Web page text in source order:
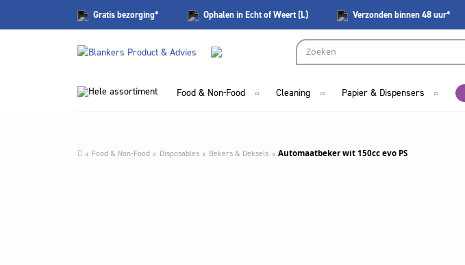
Gratisbezorging* Ophalen in Echt of Weert (L) Verzondenbinnen 48 uur*
Hele assortiment Food & Non-Food Cleaning Papier & Dispensers
Food & Non-Food Disposables Bekers & Deksels Automaatbeker wit 150cc evo PS